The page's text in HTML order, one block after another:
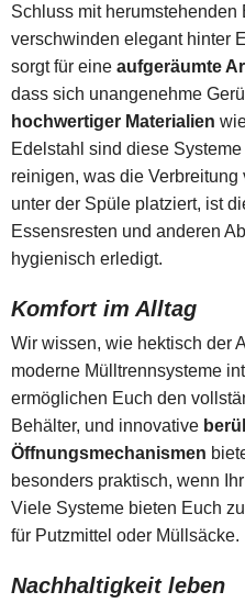
Schluss mit herumstehenden
verschwinden elegant hinter
sorgt für eine aufgeräumte
dass sich unangenehme
hochwertiger Materialien
Edelstahl sind diese
reinigen, was die
unter der Spüle platziert, ist
Essensresten und anderen
hygienisch erledigt.
Komfort im Alltag
Wir wissen, wie hektisch der
moderne Mülltrennsysteme
ermöglichen Euch den
Behälter, und innovative
Öffnungsmechanismen
besonders praktisch, wenn
Viele Systeme bieten Euch
für Putzmittel oder Müllsäcke.
Nachhaltigkeit leben